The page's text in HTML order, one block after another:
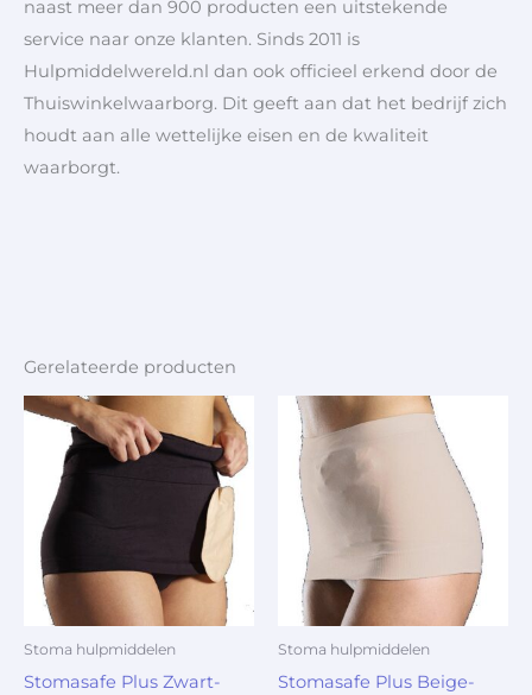
naast meer dan 900 producten een uitstekende
service naar onze klanten. Sinds 2011 is
Hulpmiddelwereld.nl dan ook officieel erkend door de
Thuiswinkelwaarborg. Dit geeft aan dat het bedrijf zich
houdt aan alle wettelijke eisen en de kwaliteit
waarborgt.
Gerelateerde producten
Stoma hulpmiddelen
Stomasafe Plus Zwart-
Stoma hulpmiddelen
Stomasafe Plus Beige-